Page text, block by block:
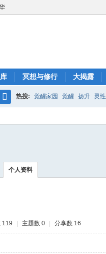
冥想与修行 大揭露
热搜: 觉醒家园 觉醒 扬升 灵性
个人资料
119 主题数 0 分享数 16